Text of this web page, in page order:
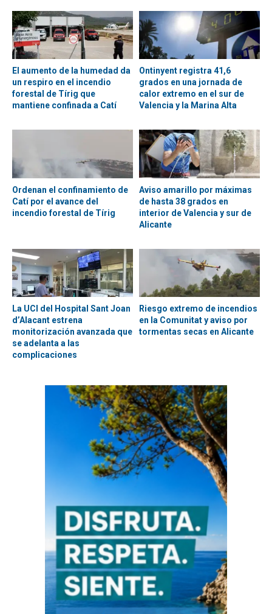
El aumento de la humedad da
un respiro en el incendio
forestal de Tírig que
mantiene confinada a Catí
Ontinyent registra 41,6
grados en una jornada de
calor extremo en el sur de
Valencia y la Marina Alta
Ordenan el confinamiento de
Catí por el avance del
incendio forestal de Tírig
Aviso amarillo por máximas
de hasta 38 grados en
interior de Valencia y sur de
Alicante
La UCI del Hospital Sant Joan
d’Alacant estrena
monitorización avanzada que
se adelanta a las
complicaciones
Riesgo extremo de incendios
en la Comunitat y aviso por
tormentas secas en Alicante